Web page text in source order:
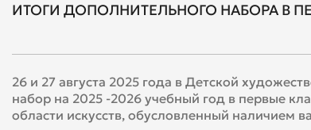
ИТОГИ ДОПОЛНИТЕЛЬНОГО НАБОРА В
26 и 27 августа 2025 года в Детской
набор на 2025 -2026 учебный год в первые
области искусств, обусловленный наличием